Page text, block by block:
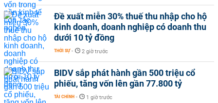
Đề xuất miễn 30% thuế thu nhập cho hộ
kinh doanh, doanh nghiệp có doanh thu
dưới 10 tỷ đồng
THỜI SỰ - 2 giờ trước
BIDV sắp phát hành gần 500 triệu cổ
phiếu, tăng vốn lên gần 77.800 tỷ
TÀI CHÍNH - 1 giờ trước